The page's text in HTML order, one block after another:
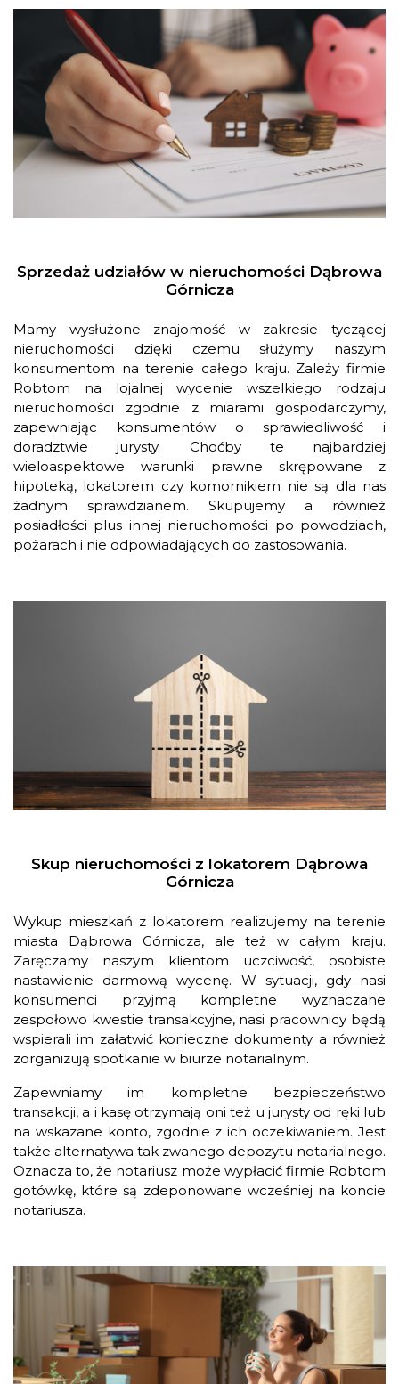
Sprzedaż udziałów w nieruchomości Dąbrowa
Górnicza
Mamy wysłużone znajomość w zakresie tyczącej
nieruchomości dzięki czemu służymy naszym
konsumentom na terenie całego kraju. Zależy firmie
Robtom na lojalnej wycenie wszelkiego rodzaju
nieruchomości zgodnie z miarami gospodarczymy,
zapewniając konsumentów o sprawiedliwość i
doradztwie jurysty. Choćby te najbardziej
wieloaspektowe warunki prawne skrępowane z
hipoteką, lokatorem czy komornikiem nie są dla nas
żadnym sprawdzianem. Skupujemy a również
posiadłości plus innej nieruchomości po powodziach,
pożarach i nie odpowiadających do zastosowania.
Skup nieruchomości z lokatorem Dąbrowa
Górnicza
Wykup mieszkań z lokatorem realizujemy na terenie
miasta Dąbrowa Górnicza, ale też w całym kraju.
Zaręczamy naszym klientom uczciwość, osobiste
nastawienie darmową wycenę. W sytuacji, gdy nasi
konsumenci przyjmą kompletne wyznaczane
zespołowo kwestie transakcyjne, nasi pracownicy będą
wspierali im załatwić konieczne dokumenty a również
zorganizują spotkanie w biurze notarialnym.
Zapewniamy im kompletne bezpieczeństwo
transakcji, a i kasę otrzymają oni też u jurysty od ręki lub
na wskazane konto, zgodnie z ich oczekiwaniem. Jest
także alternatywa tak zwanego depozytu notarialnego.
Oznacza to, że notariusz może wypłacić firmie Robtom
gotówkę, które są zdeponowane wcześniej na koncie
notariusza.